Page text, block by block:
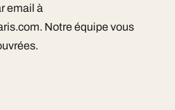
email à
Notre équipe vous